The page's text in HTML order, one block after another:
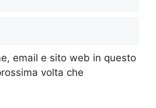
email e sito web in questo
volta che